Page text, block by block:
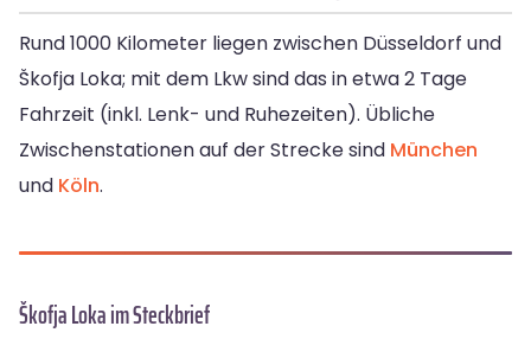
Rund 1000 Kilometer liegen zwischen Düsseldorf und
Škofja Loka; mit dem Lkw sind das in etwa 2 Tage
Fahrzeit (inkl. Lenk- und Ruhezeiten). Übliche
Zwischenstationen auf der Strecke sind München
und Köln.
Škofja Loka im Steckbrief